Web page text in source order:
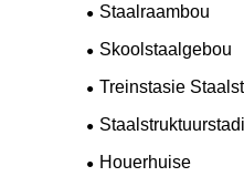
Staalraambou
Skoolstaalgebou
Treinstasie
Houerhuise